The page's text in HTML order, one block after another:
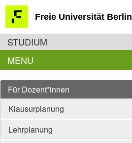
Freie Universität Berlin
STUDIUM
MENU
Für Dozent*innen
Klausurplanung
Lehrplanung